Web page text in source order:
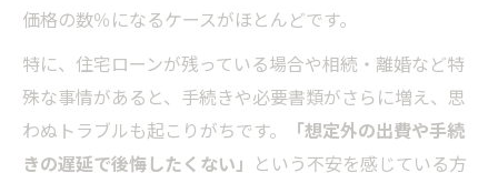
価格の数％になるケースがほとんどです。
特に、住宅ローンが残っている場合や相続・離婚など特
殊な事情があると、手続きや必要書類がさらに増え、思
わぬトラブルも起こりがちです。
「想定外の出費や手続
きの遅延で後悔したくない」 という不安を感じている方